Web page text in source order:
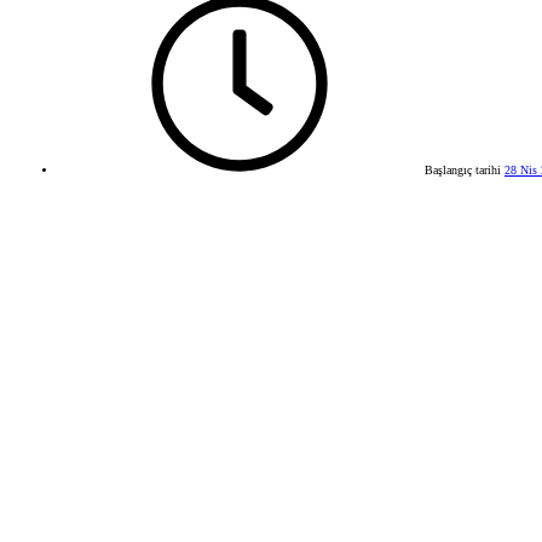
Başlangıç tarihi 28 Nis